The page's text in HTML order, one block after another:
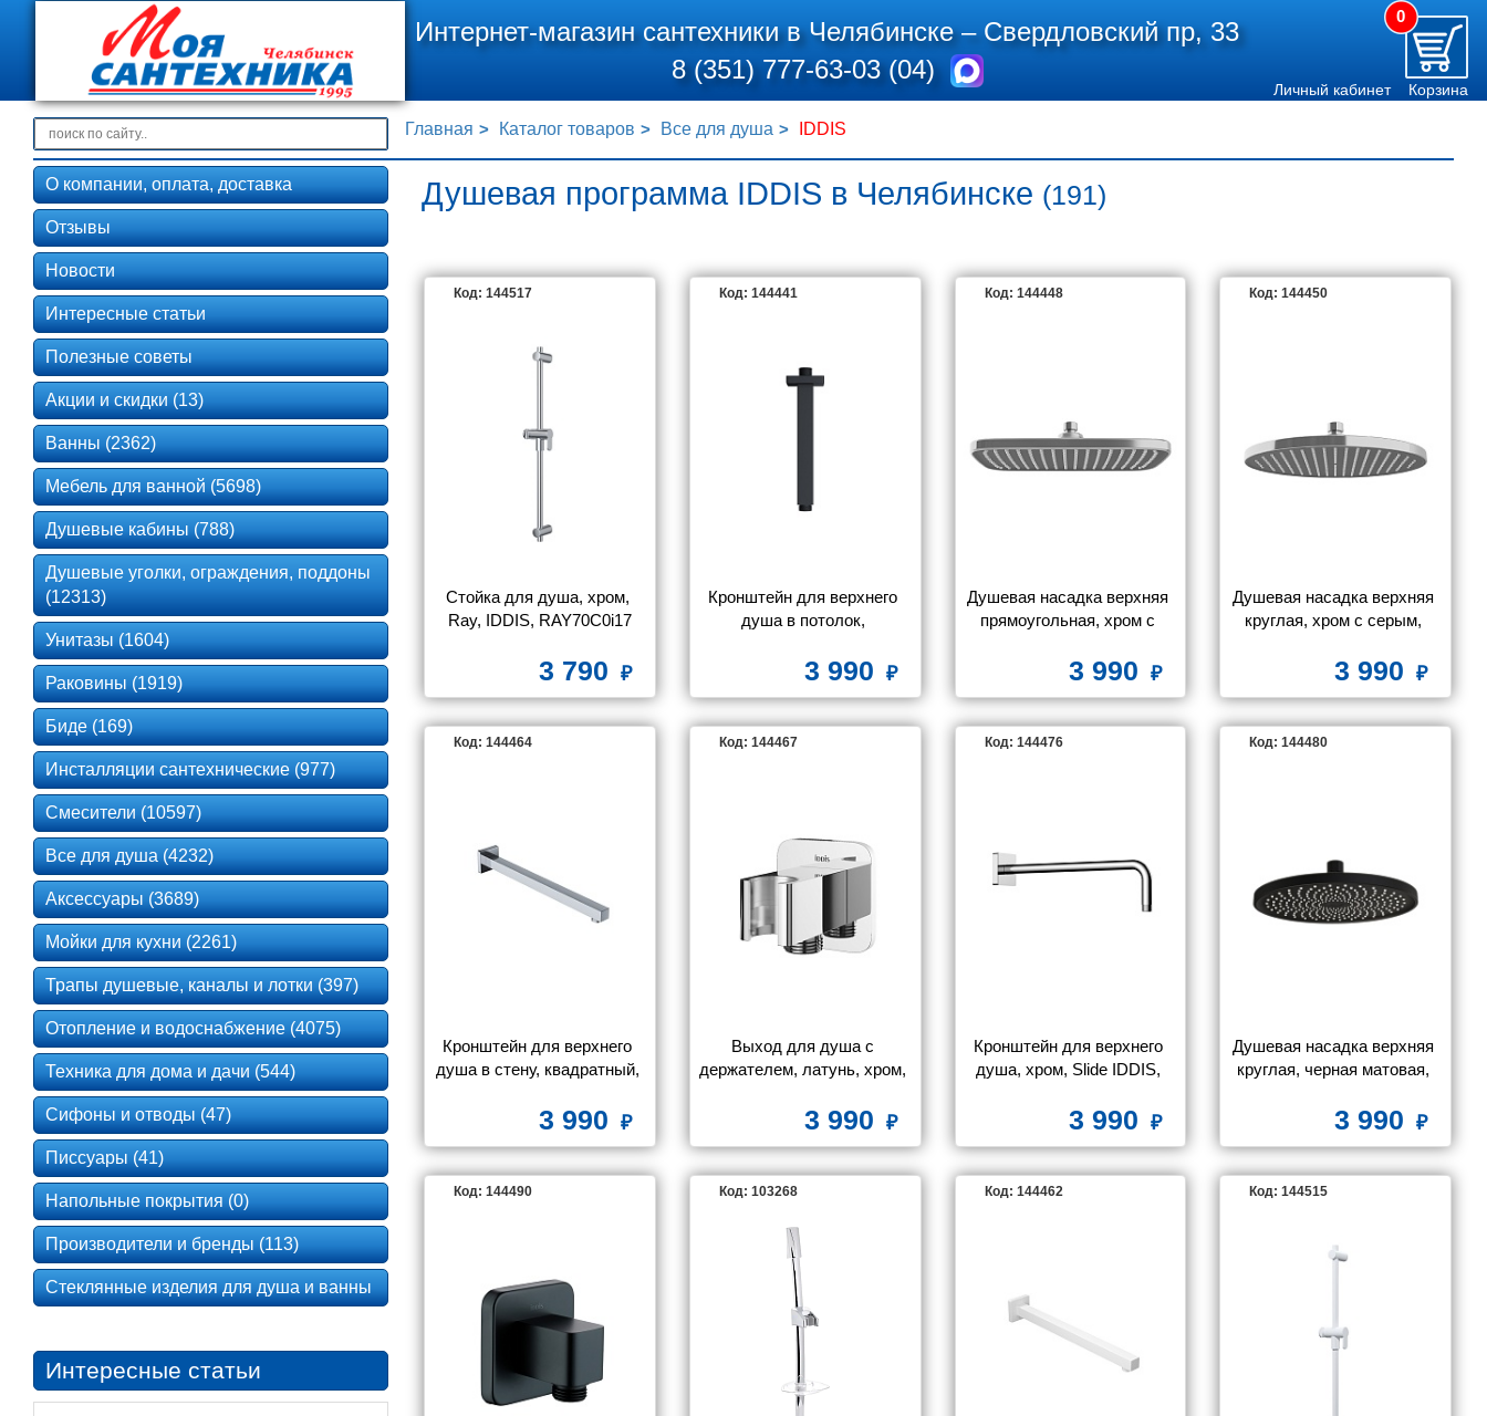
Интернет-магазин сантехники в Челябинске –Свердловский пр, 33
8 (351) 777-63-03 (04)
0
Личный кабинет Корзина
Главная Каталог товаров Все для душа IDDIS
Душевая программа IDDIS в Челябинске (191)
Код: 144517
Стойка для душа, хром,
Ray, IDDIS, RAY70C0i17
3 790
Код: 144441
Кронштейн для верхнего
душа в потолок,
матовый, Optima Home,
3 990
Код: 144448
Душевая насадка верхняя
прямоугольная, хром с
ESP25GSi64
3 990
Код: 144450
Душевая насадка верхняя
круглая, хром с серым,
3 990
Код: 144464
Кронштейн для верхнего
душа в стену, квадратный,
OPH40CSi61
3 990
Код: 144467
Выход для душа с
держателем, латунь, хром,
3 990
Код: 144476
Кронштейн для верхнего
душа, хром, Slide IDDIS,
3 990
Код: 144480
Душевая насадка верхняя
круглая, черная матовая,
OPH25BPi64
3 990
Код: 144490 Код: 103268 Код: 144462 Код: 144515
О компании, оплата, доставка
Отзывы
Новости
Интересные статьи
Полезные советы
Акции и скидки (13)
Ванны (2362)
Мебель для ванной (5698)
Душевые кабины (788)
Душевые уголки, ограждения, поддоны
(12313)
Унитазы (1604)
Раковины (1919)
Биде (169)
Инсталляции сантехнические (977)
Смесители (10597)
Все для душа (4232)
Аксессуары (3689)
Мойки для кухни (2261)
Трапы душевые, каналы и лотки (397)
Отопление и водоснабжение (4075)
Техника для дома и дачи (544)
Сифоны и отводы (47)
Писсуары (41)
Напольные покрытия (0)
Производители и бренды (113)
Стеклянные изделия для душа и ванны
Интересные статьи